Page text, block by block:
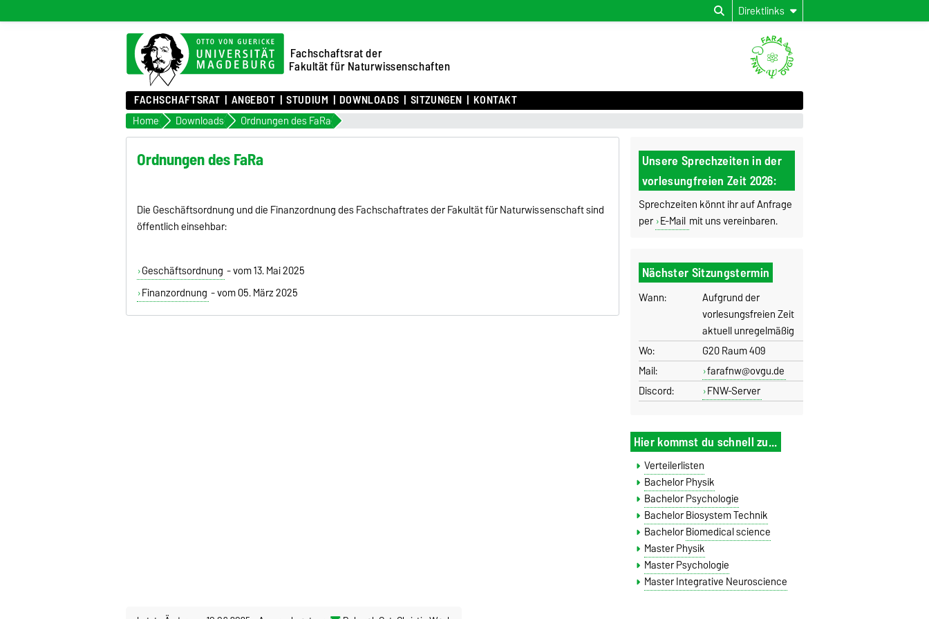
Direktlinks
Fachschaftsrat der
Fakultät für Naturwissenschaften
FACHSCHAFTSRAT ANGEBOT STUDIUM DOWNLOADS SITZUNGEN KONTAKT
Home Downloads Ordnungen des FaRa
Ordnungen des FaRa
Die Geschäftsordnung und die Finanzordnung des Fachschaftrates der Fakultät für Naturwissenschaft sind
öffentlich einsehbar:
Geschäftsordnung - vom 13. Mai 2025
Finanzordnung - vom 05. März 2025
Unsere Sprechzeiten in der
vorlesungfreien Zeit 2026:
Sprechzeiten könnt ihr auf Anfrage
per E-Mail mit uns vereinbaren.
Nächster Sitzungstermin
Wann:
Aufgrund der
vorlesungsfreien Zeit
aktuell unregelmäßig
Wo:
G20 Raum 409
Mail:
farafnw@ovgu.de
Discord:
FNW-Server
Hier kommst du schnell zu...
Verteilerlisten
Bachelor Physik
Bachelor Psychologie
Bachelor Biosystem Technik
BachelorBiomedical science
Master Physik
Master Psychologie
Master Integrative Neuroscience